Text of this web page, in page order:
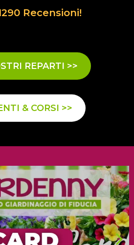
Recensioni!
REPARTI >>
& CORSI >>